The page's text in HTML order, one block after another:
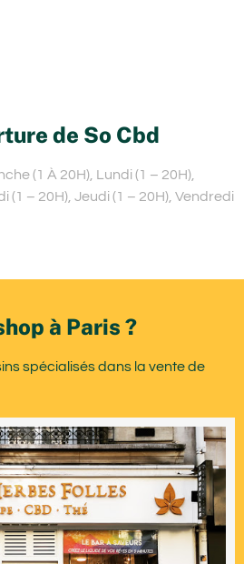
de So Cbd
(1 À 20H), Lundi (1 – 20H),
(1 – 20H), Jeudi (1 – 20H), Vendredi
à Paris ?
spécialisés dans la vente de